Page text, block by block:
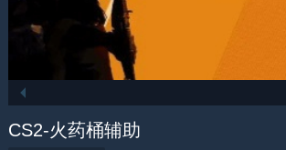
CS2-火药桶辅助